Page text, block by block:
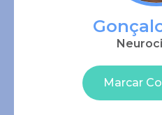
Marcar